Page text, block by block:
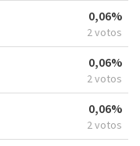
0,06%
2 votos
0,06%
2 votos
0,06%
2 votos